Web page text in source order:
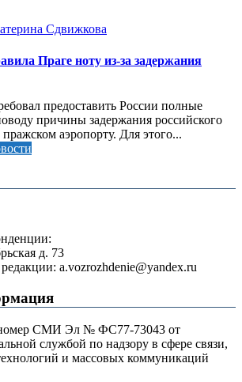
Сдвижкова
Праге ноту из-за задержания
предоставить России полные
причины задержания российского
аэропорту. Для этого...
д. 73
a.vozrozhdenie@yandex.ru
СМИ Эл № ФС77-73043 от
службой по надзору в сфере связи,
и массовых коммуникаций